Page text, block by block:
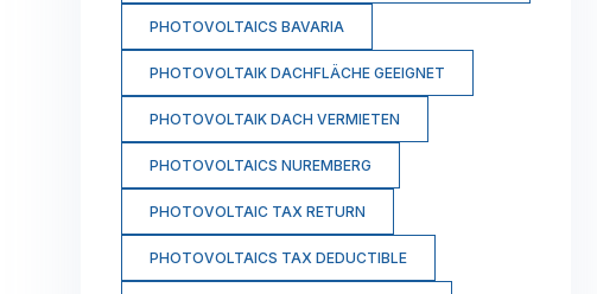
PHOTOVOLTAICS BAVARIA
PHOTOVOLTAIK DACHFLÄCHE GEEIGNET
PHOTOVOLTAIK DACH VERMIETEN
PHOTOVOLTAICS NUREMBERG
PHOTOVOLTAIC TAX RETURN
PHOTOVOLTAICS TAX DEDUCTIBLE